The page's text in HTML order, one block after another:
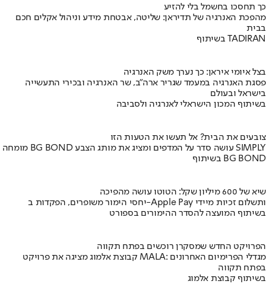
כך תחסכו בחשמל בלי להזיע
מהפכת האנרגיה של תדיראן: שליטה, אבטחת מידע וניהול אקלים חכם
בבית
בשיתוף TADIRAN
בצל איומי איראן: כך נערך משק האנרגיה
פסגת האנרגיה במעמד שגריר ארה"ב, שר האנרגיה ובכירי התעשייה
בישראל ובעולם
בשיתוף המכון הישראלי לאנרגיה ולסביבה
צובעים את הבית? אל תעשו את הטעות הזו
מומחה BG BOND עושה סדר על המדפים ומציג את מותג הצבע SIMPLY
בשיתוף BG BOND
שיא של 600 מיליון שקל: הטוטו עושה מהפיכה
יחסי הימור משופרים, הפקדות ב-Apple Pay ותשלום זכיות מיידי
בשיתוף המועצה להסדר ההימורים בספורט
הפרויקט החדש שמסקרן רוכשים בפתח תקווה
קבוצת אלמוג מציגה את פרויקט MALA: מגדלי הפרימיום האחרונים
בפתח תקווה
בשיתוף קבוצת אלמוג